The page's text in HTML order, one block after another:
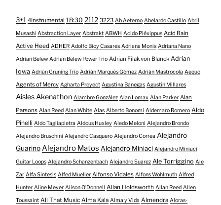
3+1 4Instrumental 18:30 2112 3223 Ab Aeterno Abelardo Castillo Abril
Musashi Abstraction Layer Abstrakt ABWH Acido Pléxippus Acid Rain
Active Heed ADHER Adolfo Bioy Casares Adriana Monis Adriana Nano
Adrian Belew Adrian Belew Power Trio Adrian Filak von Blanck Adrian
Iowa Adrián Gruning Trío Adrián Marqués Gómez Adrián Mastrocola Aequo
Agents of Mercy Agharta Proyect Agustina Banegas Agustín Millares
AislesAkenathon Alambre González Alan Lomax Alan Parker Alan
Parsons Alan Reed Alan White Alas Alberto Bonomi Aldemaro Romero Aldo
Pinelli Aldo Tagliapietra Aldous Huxley Aledo Meloni Alejandro Brondo
Alejandro Bruschini Alejandro Casquero Alejandro Correa Alejandro
GuarinoAlejandro Matos Alejandro Miniaci Alejandro Miniaci
Guitar Loops Alejandro Schanzenbach Alejandro Suarez Ale Torriggino Ale
Zar Alfa Sintesis Alfed Mueller Alfonso Vidales Alfons Wohlmuth Alfred
Hunter Aline Meyer Alison O​’​Donnell Allan Holdsworth Allan Reed Allen
Toussaint All That Music Alma Kala Alma y Vida Almendra Aloras-